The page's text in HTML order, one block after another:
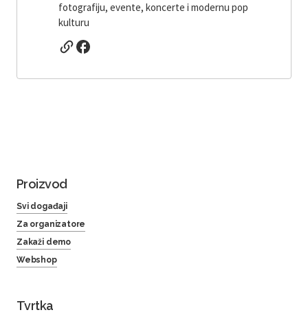
fotografiju, evente, koncerte i modernu pop
kulturu
Proizvod
Svi događaji
Za organizatore
Zakaži demo
Webshop
Tvrtka